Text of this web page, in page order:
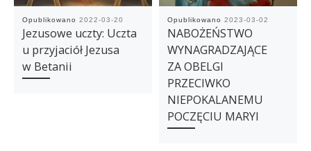
Opublikowano 2022-03-20
Jezusowe uczty: Uczta
u przyjaciół Jezusa
w Betanii
Opublikowano 2023-03-02
NABOŻEŃSTWO
WYNAGRADZAJĄCE
ZA OBELGI
PRZECIWKO
NIEPOKALANEMU
POCZĘCIU MARYI